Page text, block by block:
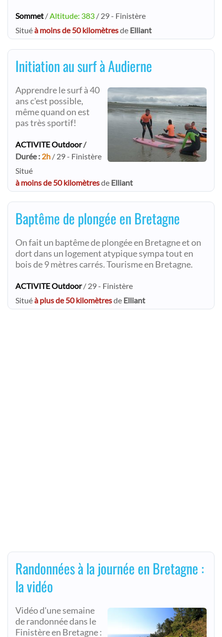
Sommet /Altitude: 383 / 29 - Finistère
Situéà moins de 50 kilomètresde Elliant
Initiation au surf à Audierne
Apprendre le surf à 40
ans c'est possible,
même quand on est
pas très sportif!
ACTIVITE Outdoor/
Durée : 2h / 29 - Finistère
Situé
à moins de 50 kilomètresde Elliant
Baptême de plongée en Bretagne
On fait un baptême de plongée en Bretagne et on
dort dans un logement atypique sympa tout en
bois de 9 mètres carrés. Tourisme en Bretagne.
ACTIVITE Outdoor/ 29 - Finistère
Situéà plus de 50 kilomètresde Elliant
Randonnées à la journée en Bretagne :
la vidéo
Vidéo d'une semaine
de randonnée dans le
Finistère en Bretagne :